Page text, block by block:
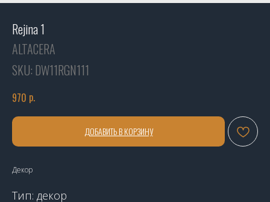
Rejina 1
ALTACERA
SKU: DW11RGN111
970 р.
ДОБАВИТЬ В КОРЗИНУ
Декор
Тип: декор